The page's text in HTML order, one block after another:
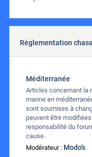
Réglementation
Méditerranée
Articles concernant la
marine en
sont soumises à
peuvent être
responsabilité du
cause.
Modérateur : Modo's